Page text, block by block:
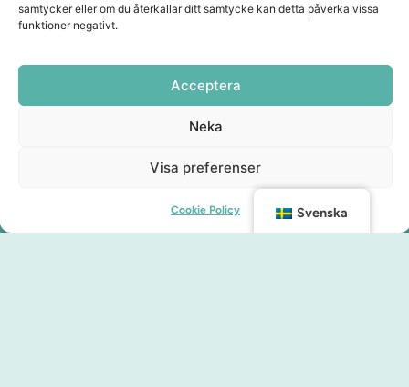
samtycker eller om du återkallar ditt samtycke kan detta påverka vissa
funktioner negativt.
Acceptera
Neka
Visa preferenser
Cookie Policy Svenska